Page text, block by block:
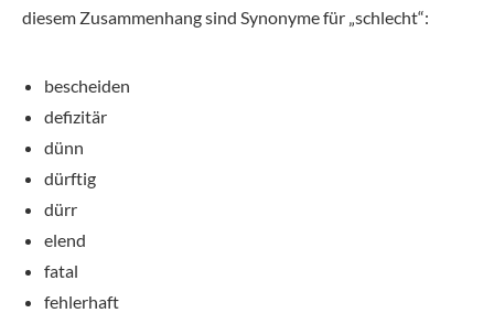
diesem Zusammenhang sind Synonyme für „schlecht“:
bescheiden
defizitär
dünn
dürftig
dürr
elend
fatal
fehlerhaft